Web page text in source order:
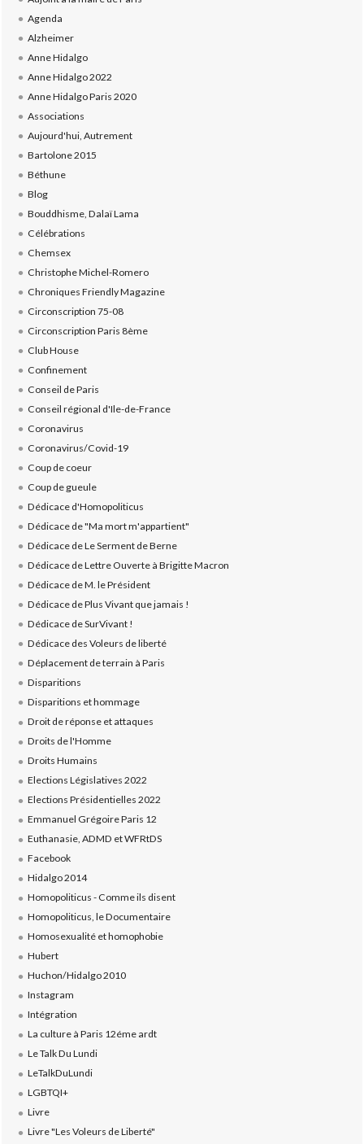
Agenda
Alzheimer
Anne Hidalgo
Anne Hidalgo 2022
Anne Hidalgo Paris 2020
Associations
Aujourd'hui, Autrement
Bartolone 2015
Béthune
Blog
Bouddhisme, Dalaï Lama
Célébrations
Chemsex
Christophe Michel-Romero
Chroniques Friendly Magazine
Circonscription 75-08
Circonscription Paris 8ème
Club House
Confinement
Conseil de Paris
Conseil régional d'Ile-de-France
Coronavirus
Coronavirus/Covid-19
Coup de coeur
Coup de gueule
Dédicace d'Homopoliticus
Dédicace de "Ma mort m'appartient"
Dédicace de Le Serment de Berne
Dédicace de Lettre Ouverte à Brigitte Macron
Dédicace de M. le Président
Dédicace de Plus Vivant que jamais !
Dédicace de SurVivant !
Dédicace des Voleurs de liberté
Déplacement de terrain à Paris
Disparitions
Disparitions et hommage
Droit de réponse et attaques
Droits de l'Homme
Droits Humains
Elections Législatives 2022
Elections Présidentielles 2022
Emmanuel Grégoire Paris 12
Euthanasie, ADMD et WFRtDS
Facebook
Hidalgo 2014
Homopoliticus - Comme ils disent
Homopoliticus, le Documentaire
Homosexualité et homophobie
Hubert
Huchon/Hidalgo 2010
Instagram
Intégration
La culture à Paris 12éme ardt
Le Talk Du Lundi
LeTalkDuLundi
LGBTQI+
Livre
Livre "Les Voleurs de Liberté"